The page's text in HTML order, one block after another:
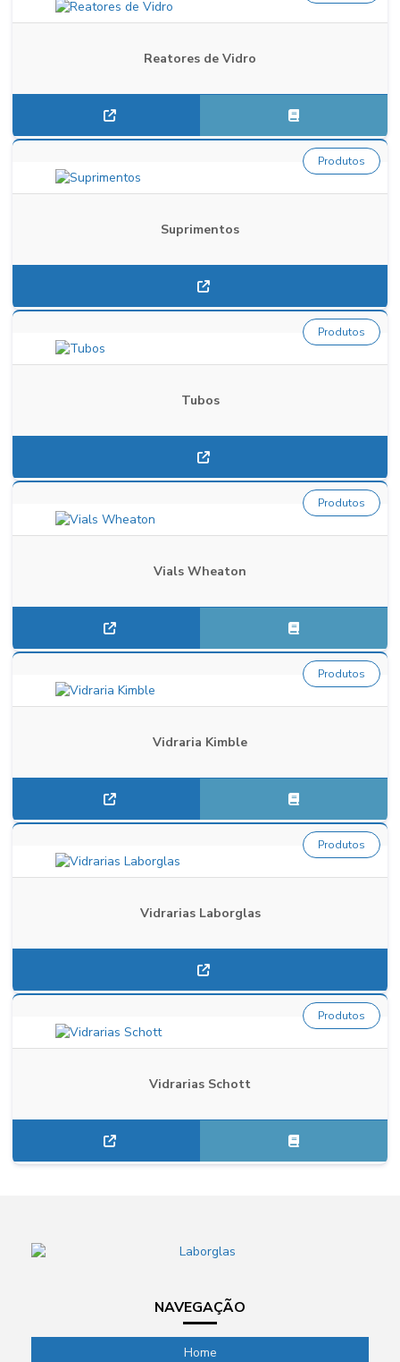
Reatores de Vidro
Suprimentos
Produtos
Tubos
Produtos
Vials Wheaton
Produtos
Vidraria Kimble
Produtos
Vidrarias Laborglas
Produtos
Vidrarias Schott
Produtos
NAVEGAÇÃO
Home